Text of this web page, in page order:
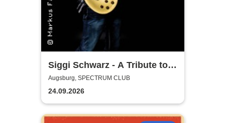
Siggi Schwarz - A Tribute to
Gary Moore
Augsburg, SPECTRUM CLUB
24.09.2026